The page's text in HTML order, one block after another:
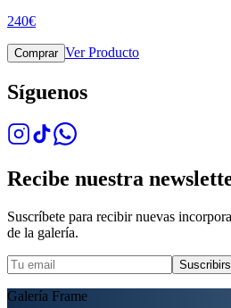
240€
Comprar Ver Producto
Síguenos
Recibe nuestra
Suscríbete para recibir nuevas
de la galería.
Galería Frame